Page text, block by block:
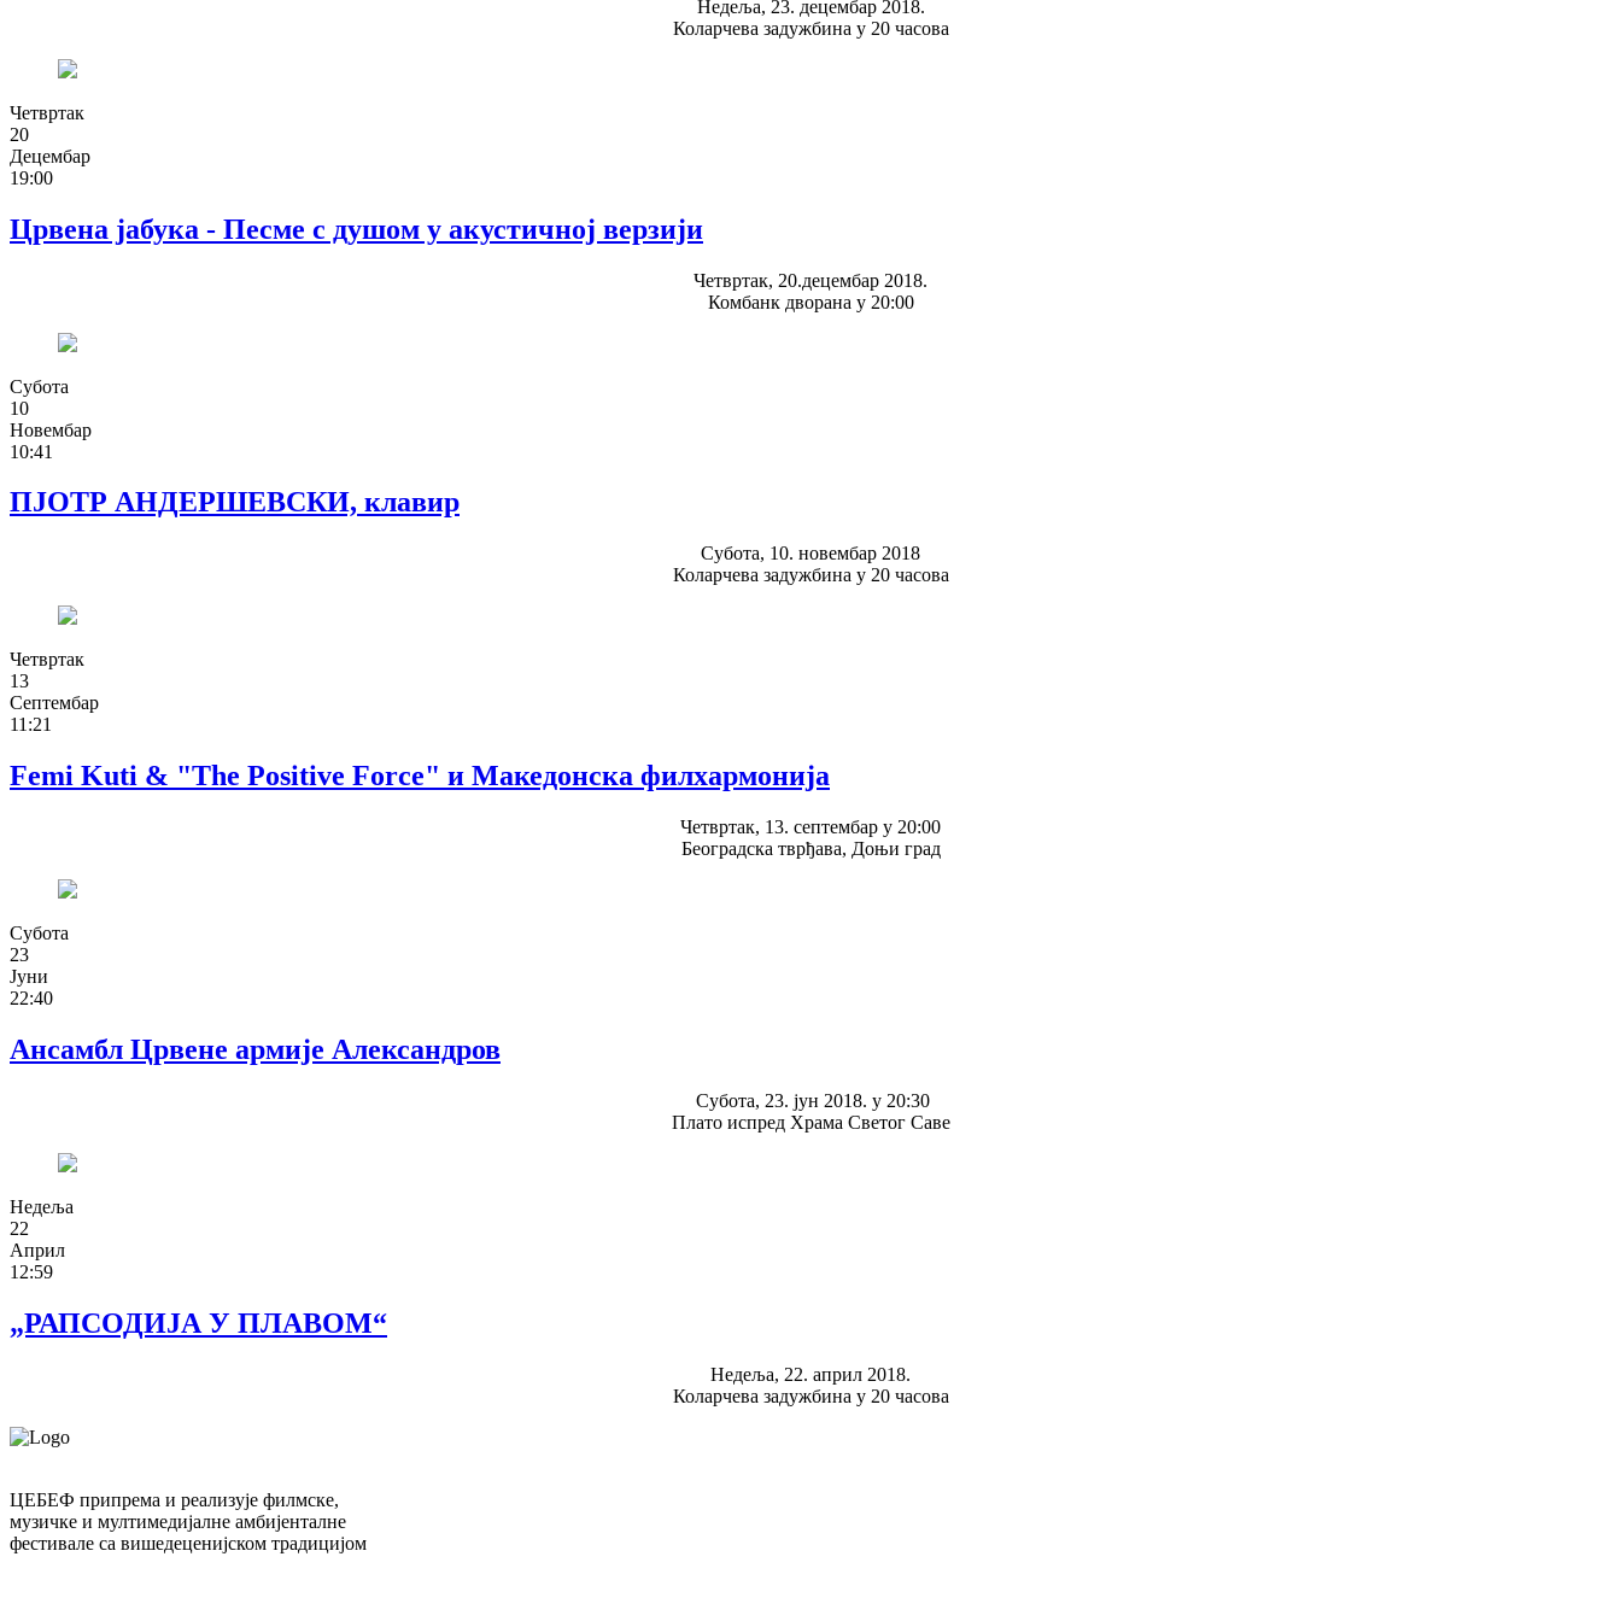
Недеља, 23. децембар 2018.
Коларчева задужбина у 20 часова
Четвртак
20
Децембар
19:00
Црвена јабука - Песме с душом у акустичној верзији
Четвртак, 20.децембар 2018.
Комбанк дворана у 20:00
Субота
10
Новембар
10:41
ПЈОТР АНДЕРШЕВСКИ, клавир
Субота, 10. новембар 2018
Коларчева задужбина у 20 часова
Четвртак
13
Септембар
11:21
Femi Kuti & "The Positive Force" и Македонска филхармонија
Четвртак, 13. септембар у 20:00
Београдска тврђава, Доњи град
Субота
23
Јуни
22:40
Ансамбл Црвене армије Александров
Субота, 23. јун 2018. у 20:30
Плато испред Храма Светог Саве
Недеља
22
Април
12:59
„РАПСОДИЈА У ПЛАВОМ“
Недеља, 22. април 2018.
Коларчева задужбина у 20 часова
ЦЕБЕФ припрема и реализује филмске,
музичке и мултимедијалне амбијенталне
фестивале са вишедеценијском традицијом